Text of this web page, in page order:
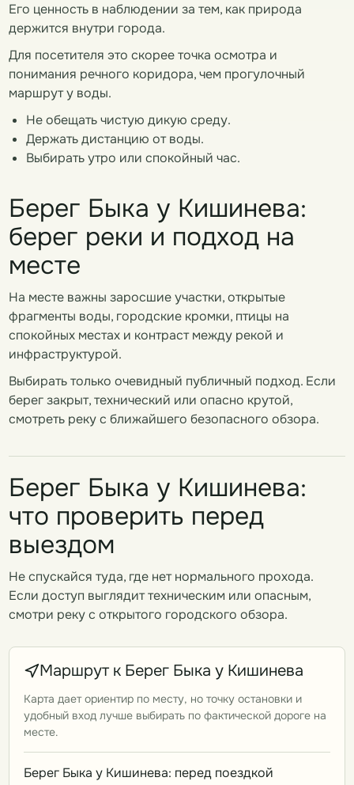
Его ценность в наблюдении за тем, как природа
держится внутри города.
Для посетителя это скорее точка осмотра и
понимания речного коридора, чем прогулочный
маршрут у воды.
Не обещать чистую дикую среду.
Держать дистанцию от воды.
Выбирать утро или спокойный час.
Берег Быка у Кишинева:
берег реки и подход на
месте
На месте важны заросшие участки, открытые
фрагменты воды, городские кромки, птицы на
спокойных местах и контраст между рекой и
инфраструктурой.
Выбирать только очевидный публичный подход. Если
берег закрыт, технический или опасно крутой,
смотреть реку с ближайшего безопасного обзора.
Берег Быка у Кишинева:
что проверить перед
выездом
Не спускайся туда, где нет нормального прохода.
Если доступ выглядит техническим или опасным,
смотри реку с открытого городского обзора.
Маршрут к Берег Быка у Кишинева
Карта дает ориентир по месту, но точку остановки и
удобный вход лучше выбирать по фактической дороге на
месте.
Берег Быка у Кишинева: перед поездкой